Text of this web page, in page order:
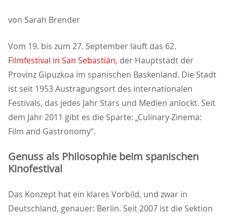
von Sarah Brender
Vom 19. bis zum 27. September läuft das 62.
Filmfestival in San Sebastián, der Hauptstadt der
Provinz Gipuzkoa im spanischen Baskenland. Die Stadt
ist seit 1953 Austragungsort des internationalen
Festivals, das jedes Jahr Stars und Medien anlockt. Seit
dem Jahr 2011 gibt es die Sparte: „Culinary Zinema:
Film and Gastronomy“.
Genuss als Philosophie beim spanischen
Kinofestival
Das Konzept hat ein klares Vorbild, und zwar in
Deutschland, genauer: Berlin. Seit 2007 ist die Sektion